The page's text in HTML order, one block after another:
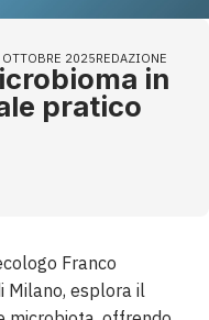
2025REDAZIONE
in
pratico
Franco
Milano, esplora il